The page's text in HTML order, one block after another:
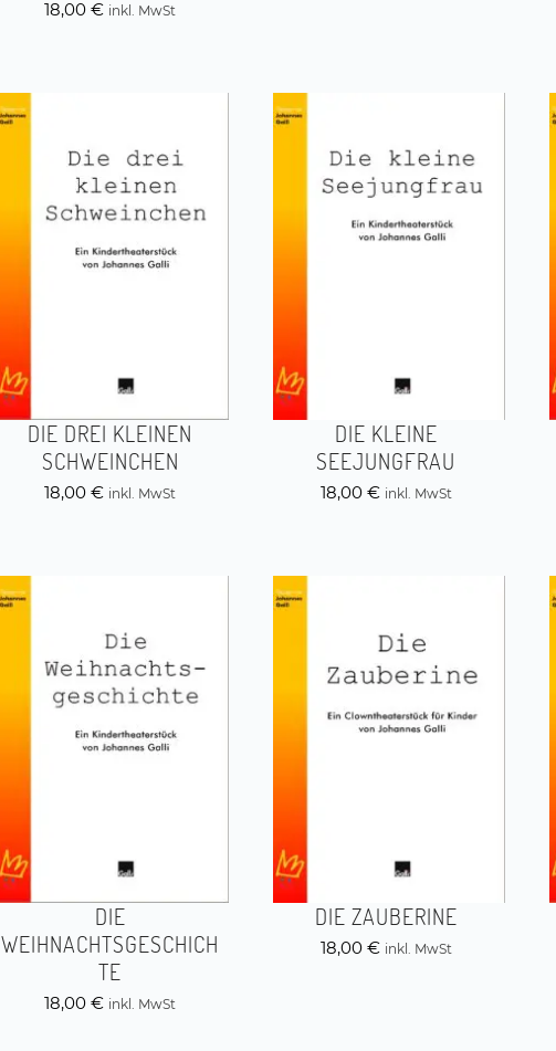
18,00€ inkl. MwSt
DIE DREI KLEINEN
SCHWEINCHEN
18,00€ inkl. MwSt
DIE KLEINE
SEEJUNGFRAU
18,00 € inkl. MwSt
DIE
WEIHNACHTSGESCHICH
TE
18,00€ inkl. MwSt
DIE ZAUBERINE
18,00 € inkl. MwSt